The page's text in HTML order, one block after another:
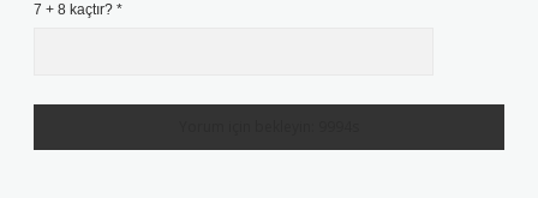
7 + 8 kaçtır? *